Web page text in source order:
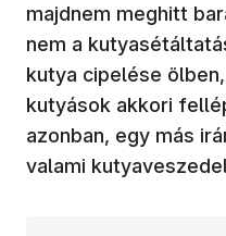
majdnem meghitt
nem a
kutya cipelése
kutyások akkori
azonban, egy más
valami